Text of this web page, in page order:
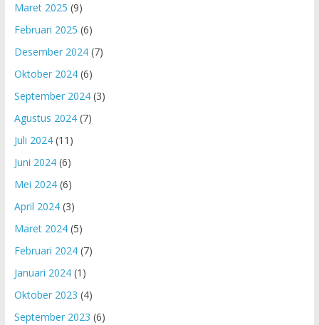
Maret 2025 (9)
Februari 2025 (6)
Desember 2024(7)
Oktober 2024(6)
September 2024(3)
Agustus 2024(7)
Juli 2024(11)
Juni 2024(6)
Mei 2024(6)
April 2024(3)
Maret 2024(5)
Februari 2024(7)
Januari 2024(1)
Oktober 2023 (4)
September 2023 (6)